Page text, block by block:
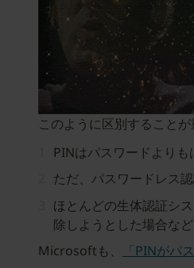
このように区別すること
PINはパスワードよりも
ただ、パスワードレス
ほとんどの生体認証シ
除しようとした場合な
Microsoftも、
「PINがパ